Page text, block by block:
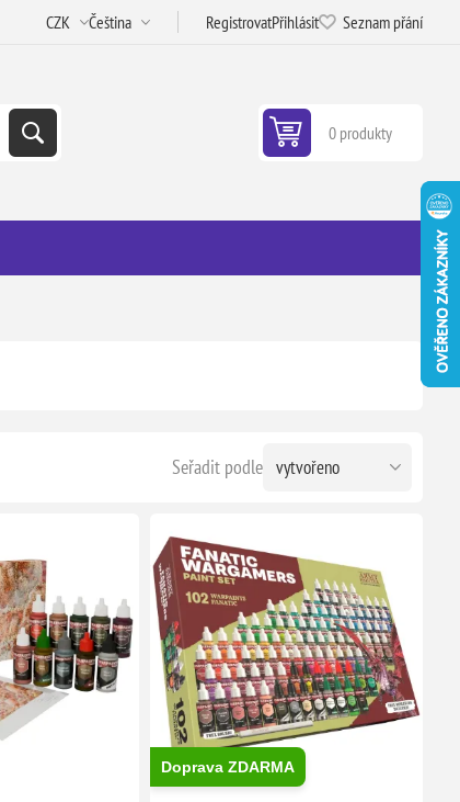
RegistrovatPřihlásit Seznam přání
0 produkty
Seřadit podle
Doprava ZDARMA